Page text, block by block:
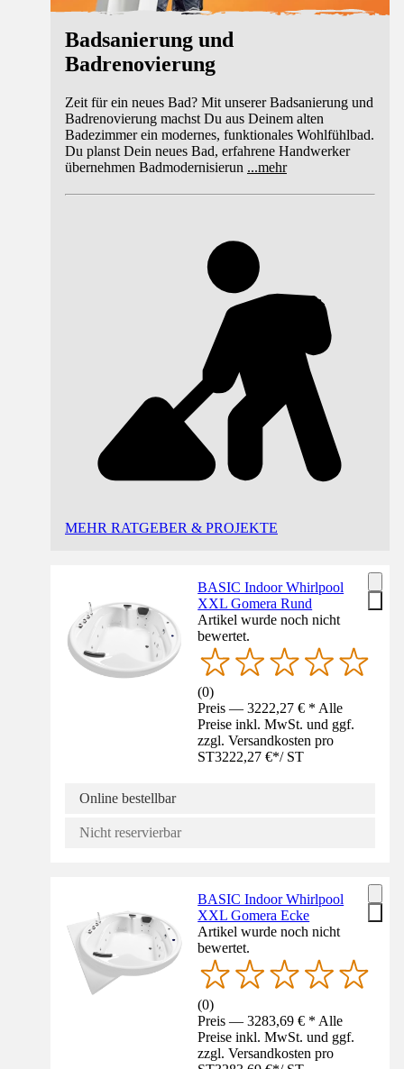
Badsanierung und
Badrenovierung
Zeit für ein neues Bad? Mit unserer Badsanierung und
Badrenovierung machst Du aus Deinem alten
Badezimmer ein modernes, funktionales Wohlfühlbad.
Du planst Dein neues Bad, erfahrene Handwerker
übernehmen Badmodernisierun ...mehr
MEHR RATGEBER & PROJEKTE
BASIC Indoor Whirlpool
XXL Gomera Rund
Artikel wurde noch nicht
bewertet.
(0)
Preis — 3222,27 € * Alle
Preise inkl. MwSt. und ggf.
zzgl. Versandkosten pro
ST3222,27 €*/ ST
Online bestellbar
Nicht reservierbar
BASIC Indoor Whirlpool
XXL Gomera Ecke
Artikel wurde noch nicht
bewertet.
(0)
Preis — 3283,69 € * Alle
Preise inkl. MwSt. und ggf.
zzgl. Versandkosten pro